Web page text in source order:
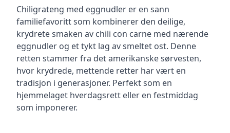
Chiligrateng med eggnudler er en sann
familiefavoritt som kombinerer den deilige,
krydrete smaken av chili con carne med nærende
eggnudler og et tykt lag av smeltet ost. Denne
retten stammer fra det amerikanske sørvesten,
hvor krydrede, mettende retter har vært en
tradisjon i generasjoner. Perfekt som en
hjemmelaget hverdagsrett eller en festmiddag
som imponerer.